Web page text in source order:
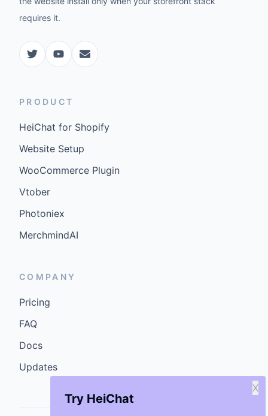
Try HeiChat
X
requires it.
PRODUCT
HeiChat for Shopify
Website Setup
WooCommerce Plugin
Vtober
Photoniex
MerchmindAI
COMPANY
Pricing
FAQ
Docs
Updates